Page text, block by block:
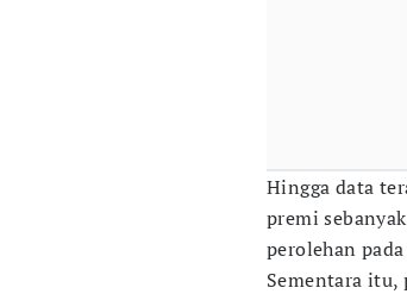
Hingga data
premi
perolehan
Sementara itu,